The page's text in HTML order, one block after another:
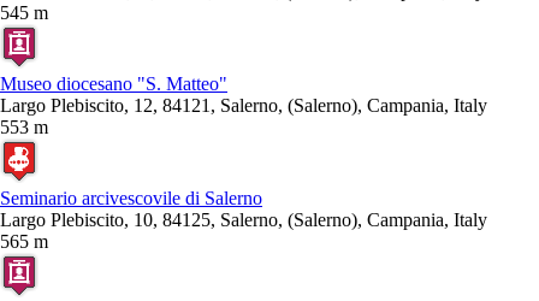
545 m
Museo diocesano "S. Matteo"
Largo Plebiscito, 12, 84121, Salerno, (Salerno), Campania, Italy
553 m
Seminario arcivescovile di Salerno
Largo Plebiscito, 10, 84125, Salerno, (Salerno), Campania, Italy
565 m